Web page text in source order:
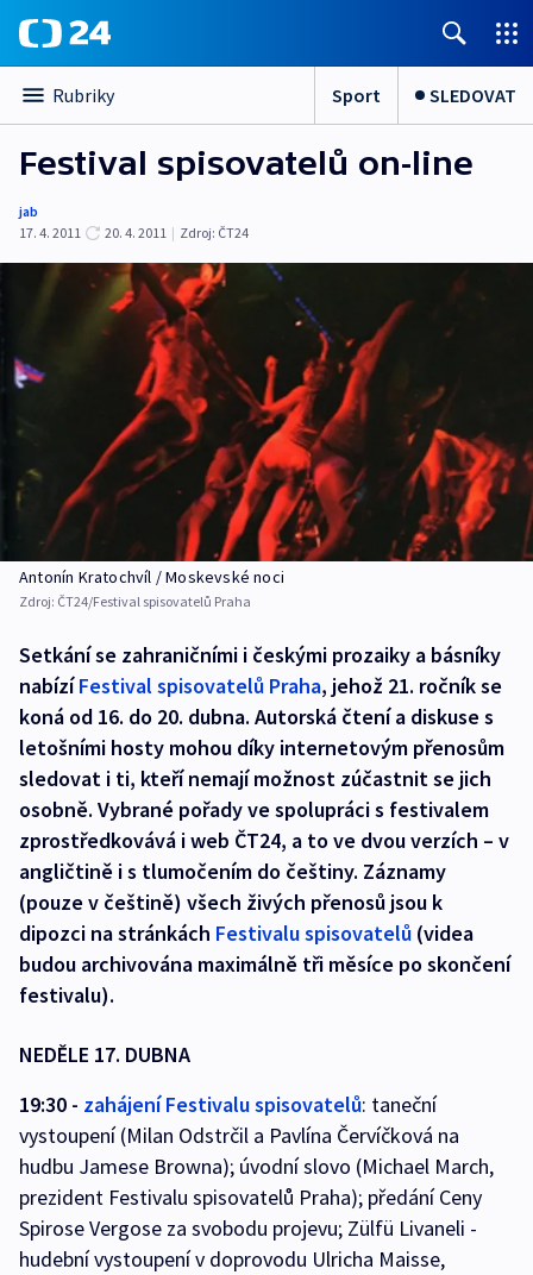
Rubriky Sport SLEDOVAT
Festival spisovatelů on-line
jab
17. 4. 2011
20. 4. 2011 | Zdroj: ČT24
Antonín Kratochvíl / Moskevské noci
Zdroj: ČT24/Festival spisovatelů Praha
Setkání se zahraničními i českými prozaiky a básníky
nabízíFestival spisovatelů Praha, jehož 21. ročník se
koná od 16. do 20. dubna. Autorská čtení a diskuse s
letošními hosty mohou díky internetovým přenosům
sledovat i ti, kteří nemají možnost zúčastnit se jich
osobně. Vybrané pořady ve spolupráci s festivalem
zprostředkovává i web ČT24, a to ve dvou verzích – v
angličtině i s tlumočením do češtiny. Záznamy
(pouze v češtině) všech živých přenosů jsou k
dipozci na stránkách Festivalu spisovatelů (videa
budou archivována maximálně tři měsíce po skončení
festivalu).
NEDĚLE 17. DUBNA
19:30 - zahájení Festivalu spisovatelů: taneční
vystoupení (Milan Odstrčil a Pavlína Červíčková na
hudbu Jamese Browna); úvodní slovo (Michael March,
prezident Festivalu spisovatelů Praha); předání Ceny
Spirose Vergose za svobodu projevu; Zülfü Livaneli -
hudební vystoupení v doprovodu Ulricha Maisse,